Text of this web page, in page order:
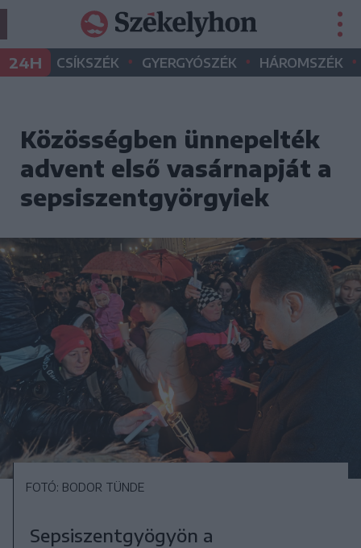
24H CSÍKSZÉK • GYERGYÓSZÉK • HÁROMSZÉK •
Közösségben ünnepelték
advent első vasárnapját a
sepsiszentgyörgyiek
FOTÓ: BODOR TÜNDE
Sepsiszentgyögyön a